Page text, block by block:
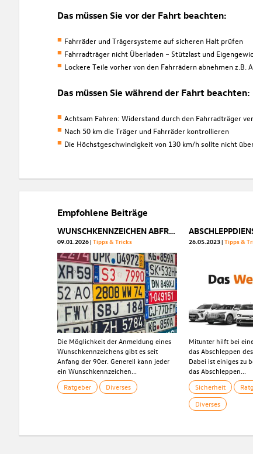
Das müssen Sie vor der Fahrt beachten:
Fahrräder und Trägersysteme auf sicheren Halt prüfen
Fahrradträger nicht Überladen – Stützlast und
Lockere Teile vorher von den Fahrrädern abnehmen
Das müssen Sie während der Fahrt beachten:
Achtsam Fahren: Widerstand durch den Fahrradträger
Nach 50 km die Träger und Fahrräder kontrollieren
Die Höchstgeschwindigkeit von 130 km/h sollte nicht
Empfohlene Beiträge
WUNSCHKENNZEICHEN ABFRAGEN - SO FUNKTIONIERTS
09.01.2026 Tipps & Tricks
Die Möglichkeit der Anmeldung eines
Wunschkennzeichens gibt es seit
Anfang der 90er. Generell kann jeder
ein Wunschkennzeichen...
Ratgeber
Diverses
26.05.2023 Tipps &
Mitunter hilft bei
das Abschleppen
Dabei ist einiges zu
das Abschleppen...
Sicherheit
Diverses